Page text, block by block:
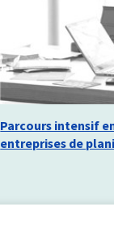
Parcours intensif
entreprises de